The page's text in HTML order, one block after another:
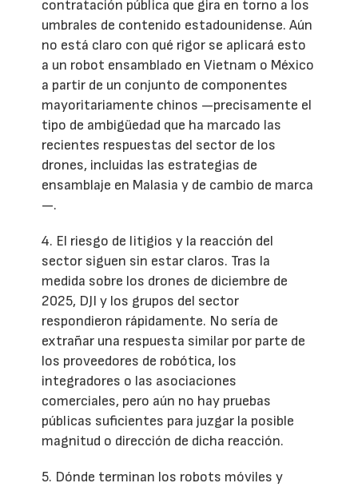
contratación pública que gira en torno a los
umbrales de contenido estadounidense. Aún
no está claro con qué rigor se aplicará esto
a un robot ensamblado en Vietnam o México
a partir de un conjunto de componentes
mayoritariamente chinos —precisamente el
tipo de ambigüedad que ha marcado las
recientes respuestas del sector de los
drones, incluidas las estrategias de
ensamblaje en Malasia y de cambio de marca
—.
4. El riesgo de litigios y la reacción del
sector siguen sin estar claros. Tras la
medida sobre los drones de diciembre de
2025, DJI y los grupos del sector
respondieron rápidamente. No sería de
extrañar una respuesta similar por parte de
los proveedores de robótica, los
integradores o las asociaciones
comerciales, pero aún no hay pruebas
públicas suficientes para juzgar la posible
magnitud o dirección de dicha reacción.
5. Dónde terminan los robots móviles y